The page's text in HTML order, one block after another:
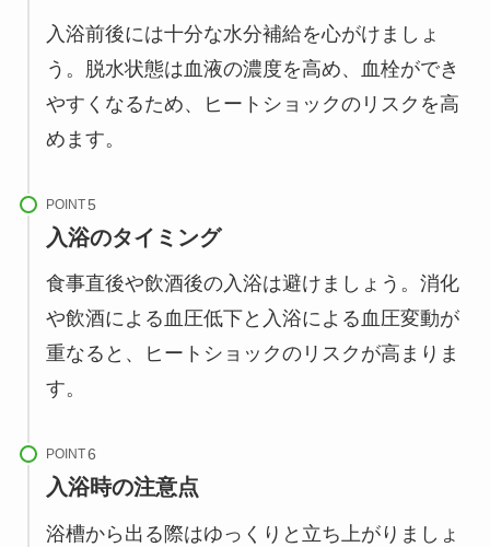
入浴前後には十分な水分補給を心がけましょ
う。脱水状態は血液の濃度を高め、血栓ができ
やすくなるため、ヒートショックのリスクを高
めます。
POINT
入浴のタイミング
食事直後や飲酒後の入浴は避けましょう。消化
や飲酒による血圧低下と入浴による血圧変動が
重なると、ヒートショックのリスクが高まりま
す。
POINT
入浴時の注意点
浴槽から出る際はゆっくりと立ち上がりましょ